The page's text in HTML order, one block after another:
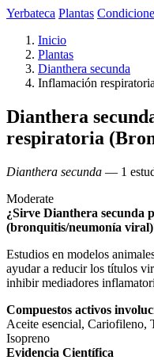
Yerbateca Plantas
Inicio
Plantas
Dianthera secunda
Inflamación
Dianthera
respiratoria
Dianthera secunda — 1
Moderate
¿Sirve Dianthera secunda
(bronquitis/neumonía
Estudios en modelos
ayudar a reducir los títulos
inhibir mediadores
Compuestos activos
Aceite esencial, Cariofileno,
Isopreno
Evidencia Científica